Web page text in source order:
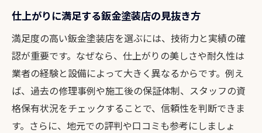
仕上がりに満足する鈑金塗装店の見抜き方
満足度の高い鈑金塗装店を選ぶには、技術力と実績の確
認が重要です。なぜなら、仕上がりの美しさや耐久性は
業者の経験と設備によって大きく異なるからです。例え
ば、過去の修理事例や施工後の保証体制、スタッフの資
格保有状況をチェックすることで、信頼性を判断できま
す。さらに、地元での評判や口コミも参考にしましょ